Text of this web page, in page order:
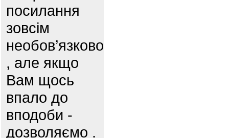
посилання
зовсім
необов’язково
, але якщо
Вам щось
впало до
вподоби -
дозволяємо .